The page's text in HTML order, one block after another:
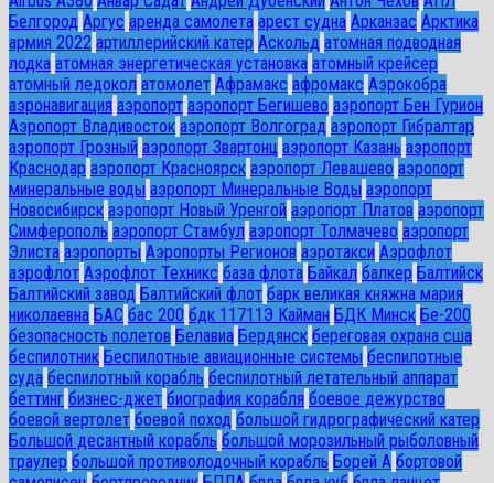
Белгород Аргус аренда самолета арест судна Арканзас Арктика
армия 2022 артиллерийский катер Аскольд атомная подводная
лодка атомная энергетическая установка атомный крейсер
атомный ледокол атомолет Афрамакс афромакс Аэрокобра
аэронавигация аэропорт аэропорт Бегишево аэропорт Бен Гурион
Аэропорт Владивосток аэропорт Волгоград аэропорт Гибралтар
аэропорт Грозный аэропорт Звартонц аэропорт Казань аэропорт
Краснодар аэропорт Красноярск аэропорт Левашево аэропорт
минеральные воды аэропорт Минеральные Воды аэропорт
Новосибирск аэропорт Новый Уренгой аэропорт Платов аэропорт
Симферополь аэропорт Стамбул аэропорт Толмачево аэропорт
Элиста аэропорты Аэропорты Регионов аэротакси Аэрофлот
аэрофлот Аэрофлот Техникс база флота Байкал балкер Балтийск
Балтийский завод Балтийский флот барк великая княжна мария
николаевна БАС бас 200 бдк 11711Э Кайман БДК Минск Бе-200
безопасность полетов Белавиа Бердянск береговая охрана сша
беспилотник Беспилотные авиационные системы беспилотные
суда беспилотный корабль беспилотный летательный аппарат
беттинг бизнес-джет биография корабля боевое дежурство
боевой вертолет боевой поход большой гидрографический катер
Большой десантный корабль большой морозильный рыболовный
траулер большой противолодочный корабль Борей А бортовой